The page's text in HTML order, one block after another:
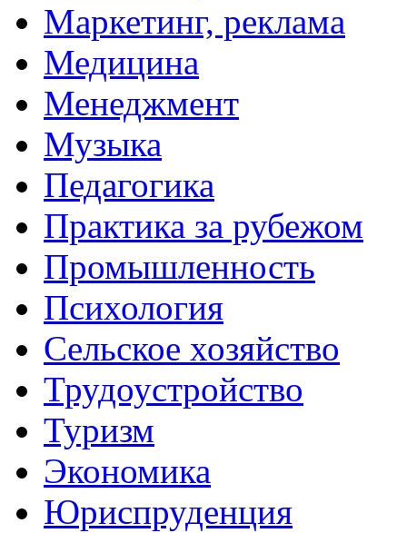
Маркетинг, реклама
Медицина
Менеджмент
Музыка
Педагогика
Практика за рубежом
Промышленность
Психология
Сельское хозяйство
Трудоустройство
Туризм
Экономика
Юриспруденция